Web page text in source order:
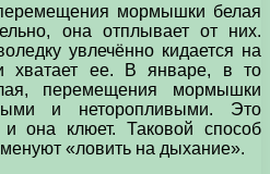
мормышки белая
она отплывает от них.
увлечённо кидается на
хватает ее. В январе, в то
перемещения мормышки
и неторопливыми. Это
и она клюет. Таковой способ
«ловить на дыхание».